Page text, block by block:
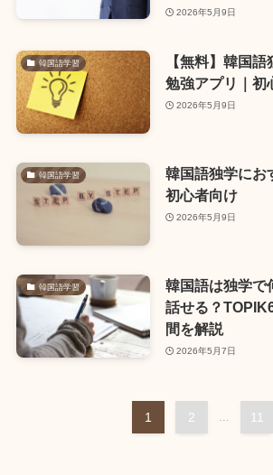
2026年5月9日
韓国語学習
【無料】韓国
勉強アプリ｜初
2026年5月9日
韓国語学習
韓国語独学にお
初心者向け
2026年5月9日
韓国語学習
韓国語は独学で
話せる？
間を解説
2026年5月7日
1 2 11